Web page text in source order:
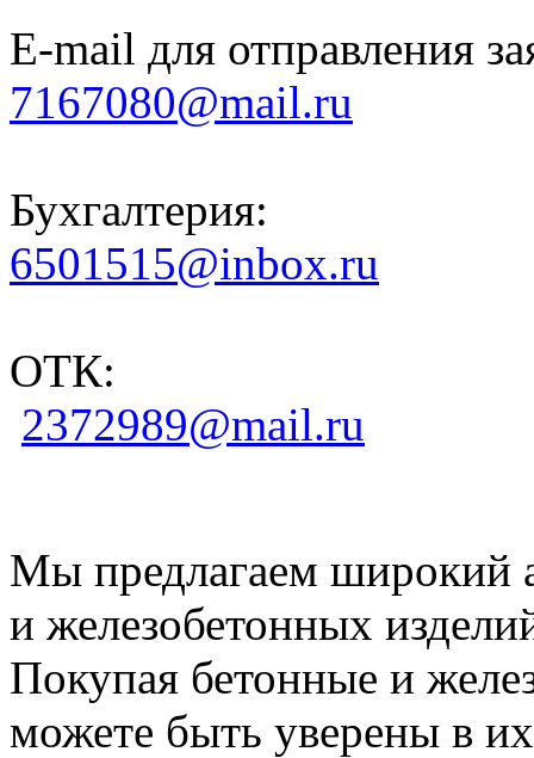
E-mail для отправления
7167080@mail.ru
Бухгалтерия:
6501515@inbox.ru
ОТК:
2372989@mail.ru
Мы предлагаем широкий
и железобетонных
Покупая бетонные и
можете быть уверены в их